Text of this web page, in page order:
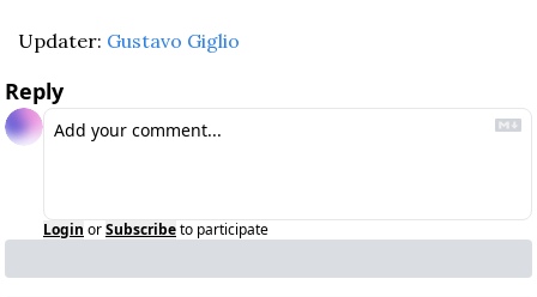
Updater: Gustavo Giglio
Reply
Login orSubscribeto participate